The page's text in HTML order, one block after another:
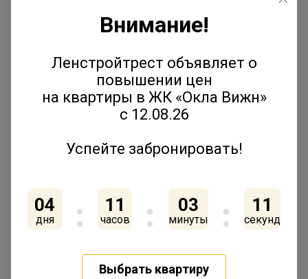
Окла - ход строительства. Октябрь 2023
28 октября 2023
Янила - ход строительства. Август-
28 сентября 2023
IQ Гатчина - ход строительства. Август-
Внимание!
Ленстройтрест объявляет о
повышении цен
на квартиры в ЖК «Окла Вижн»
с 12.08.26
Успейте забронировать!
04
дня
11
часов
03
минуты
11
секунд
Выбрать квартиру